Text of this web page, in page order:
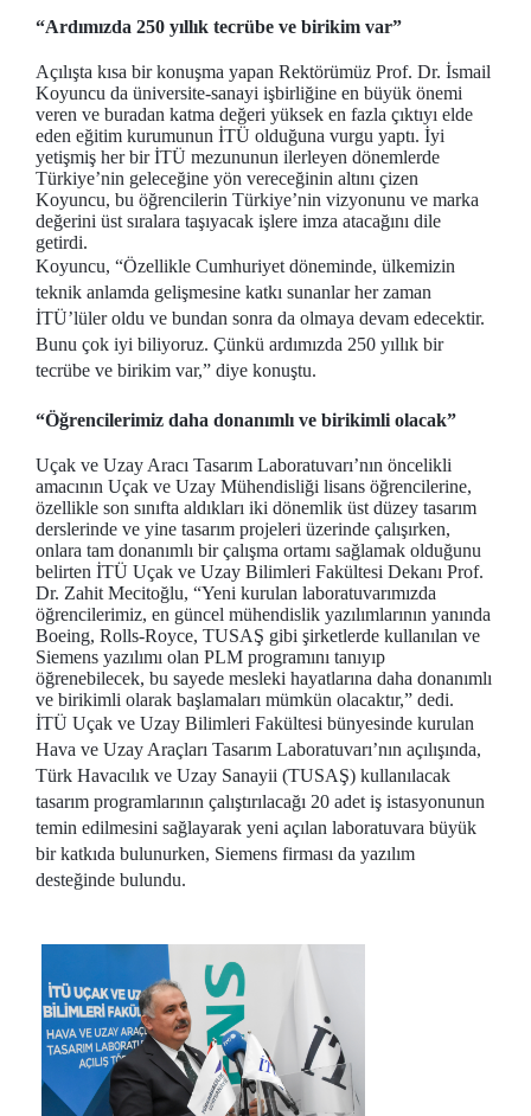
“Ardımızda 250 yıllık tecrübe ve birikim var”
Açılışta kısa bir konuşma yapan Rektörümüz Prof. Dr. İsmail
Koyuncu da üniversite-sanayi işbirliğine en büyük önemi
veren ve buradan katma değeri yüksek en fazla çıktıyı elde
eden eğitim kurumunun İTÜ olduğuna vurgu yaptı. İyi
yetişmiş her bir İTÜ mezununun ilerleyen dönemlerde
Türkiye’nin geleceğine yön vereceğinin altını çizen
Koyuncu, bu öğrencilerin Türkiye’nin vizyonunu ve marka
değerini üst sıralara taşıyacak işlere imza atacağını dile
getirdi.
Koyuncu, “Özellikle Cumhuriyet döneminde, ülkemizin
teknik anlamda gelişmesine katkı sunanlar her zaman
İTÜ’lüler oldu ve bundan sonra da olmaya devam edecektir.
Bunu çok iyi biliyoruz. Çünkü ardımızda 250 yıllık bir
tecrübe ve birikim var,” diye konuştu.
“Öğrencilerimiz daha donanımlı ve birikimli olacak”
Uçak ve Uzay Aracı Tasarım Laboratuvarı’nın öncelikli
amacının Uçak ve Uzay Mühendisliği lisans öğrencilerine,
özellikle son sınıfta aldıkları iki dönemlik üst düzey tasarım
derslerinde ve yine tasarım projeleri üzerinde çalışırken,
onlara tam donanımlı bir çalışma ortamı sağlamak olduğunu
belirten İTÜ Uçak ve Uzay Bilimleri Fakültesi Dekanı Prof.
Dr. Zahit Mecitoğlu, “Yeni kurulan laboratuvarımızda
öğrencilerimiz, en güncel mühendislik yazılımlarının yanında
Boeing, Rolls-Royce, TUSAŞ gibi şirketlerde kullanılan ve
Siemens yazılımı olan PLM programını tanıyıp
öğrenebilecek, bu sayede mesleki hayatlarına daha donanımlı
ve birikimli olarak başlamaları mümkün olacaktır,” dedi.
İTÜ Uçak ve Uzay Bilimleri Fakültesi bünyesinde kurulan
Hava ve Uzay Araçları Tasarım Laboratuvarı’nın açılışında,
Türk Havacılık ve Uzay Sanayii (TUSAŞ) kullanılacak
tasarım programlarının çalıştırılacağı 20 adet iş istasyonunun
temin edilmesini sağlayarak yeni açılan laboratuvara büyük
bir katkıda bulunurken, Siemens firması da yazılım
desteğinde bulundu.